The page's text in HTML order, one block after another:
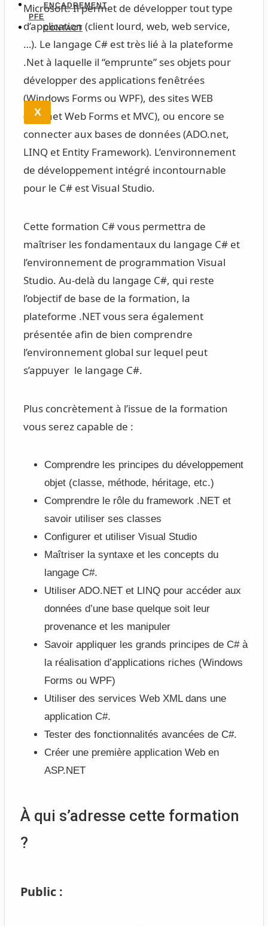
ENCADREMENT
PFE
CONTACT
X
Microsoft. Il permet de développer tout type
d’application (client lourd, web, web service,
…). Le langage C# est très lié à la plateforme
.Net à laquelle il “emprunte” ses objets pour
développer des applications fenêtrées
(Windows Forms ou WPF), des sites WEB
(ASP.net Web Forms et MVC), ou encore se
connecter aux bases de données (ADO.net,
LINQ et Entity Framework). L’environnement
de développement intégré incontournable
pour le C# est Visual Studio.
Cette formation C# vous permettra de
maîtriser les fondamentaux du langage C# et
l’environnement de programmation Visual
Studio. Au-delà du langage C#, qui reste
l’objectif de base de la formation, la
plateforme .NET vous sera également
présentée afin de bien comprendre
l’environnement global sur lequel peut
s’appuyer le langage C#.
Plus concrètement à l’issue de la formation
vous serez capable de :
Comprendre les principes du développement
objet (classe, méthode, héritage, etc.)
Comprendre le rôle du framework .NET et
savoir utiliser ses classes
Configurer et utiliser Visual Studio
Maîtriser la syntaxe et les concepts du
langage C#.
Utiliser ADO.NET et LINQ pour accéder aux
données d’une base quelque soit leur
provenance et les manipuler
Savoir appliquer les grands principes de C# à
la réalisation d’applications riches (Windows
Forms ou WPF)
Utiliser des services Web XML dans une
application C#.
Tester des fonctionnalités avancées de C#.
Créer une première application Web en
ASP.NET
À qui s’adresse cette formation
?
Public :